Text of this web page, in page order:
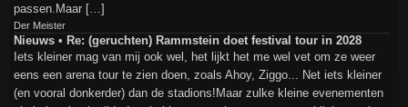
passen.Maar […]
Der Meister
Nieuws • Re: (geruchten) Rammstein doet festival tour in 2028
Iets kleiner mag van mij ook wel, het lijkt het me wel vet om ze weer
eens een arena tour te zien doen, zoals Ahoy, Ziggo... Net iets kleiner
(en vooral donkerder) dan de stadions!Maar zulke kleine evenementen